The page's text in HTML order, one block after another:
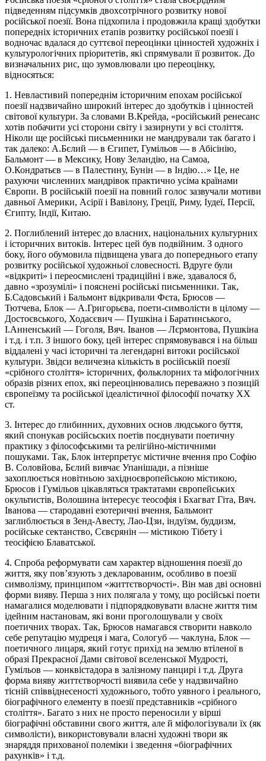
підведенням підсумків двохсотрічного розвитку нової
російської поезії. Вона підхопила і продовжила кращі здобутки
попередніх історичних етапів розвитку російської поезії і
водночас вдалася до суттєвої переоцінки цінностей художніх і
культурологічних пріоритетів, які спрямували її розвиток. До
визначальних рис, що зумовлювали цю переоцінку,
відносяться:
1. Невластивий попереднім історичним епохам російської
поезії надзвичайно широкий інтерес до здобутків і цінностей
світової культури. За словами В.Крейда, «російський ренесанс
хотів побачити усі сторони світу і зазирнути у всі століття.
Ніколи ще російські письменники не мандрували так багато і
так далеко: А.Бєлий — в Єгипет, Гумільов — в Абісінію,
Бальмонт — в Мексику, Нову Зеландію, на Самоа,
О.Кондратьєв — в Палестину, Бунін — в Індію…» Це, не
рахуючи численних мандрівок практично усіма країнами
Європи. В російській поезії на повний голос зазвучали мотиви
давньої Америки, Асірії і Вавілону, Греції, Риму, Іудеї, Персії,
Єгипту, Індії, Китаю.
2. Поглиблений інтерес до власних, національних культурних
і історичних витоків. Інтерес цей був подвійним. З одного
боку, його обумовила підвищена увага до попереднього етапу
розвитку російської художньої словесності. Вдруге були
«відкриті» і переосмислені традиційні і вже, здавалося б,
давно «зрозумілі» і пояснені російські письменники. Так,
Б.Садовський і Бальмонт відкривали Фєта, Брюсов —
Тютчева, Блок — А.Григорьєва, поети-символісти в цілому —
Достоєвського, Ходасєвич — Пушкіна і Баратинського,
І.Анненський — Гоголя, Вяч. Іванов — Лєрмонтова, Пушкіна
і т.д. і т.п. З іншого боку, цей інтерес спрямовувався і на більш
віддалені у часі історичні та легендарні витоки російської
культури. Звідси величезна кількість в російській поезії
«срібного століття» історичних, фольклорних та міфологічних
образів різних епох, які переоцінювались переважно з позицій
європеїзму та російської ідеалістичної філософії початку ХХ
ст.
3. Інтерес до глибинних, духовних основ людського буття,
який спонукав російсьских поетів поєднувати поетичну
практику з філософськими та релігійно-містичними
пошуками. Так, Блок інтерпретує містичне вчення про Софію
В. Соловйова, Бєлий вивчає Упанішади, а пізніше
захоплюється новітньою західноєвропейською містикою,
Брюсов і Гумільов цікавляться трактатами європейських
окультистів, Волошина інтересує теософія і Бхагват Гіта, Вяч.
Іванова — стародавні езотеричні вчення, Бальмонт
заглиблюється в Зенд-Авесту, Лао-Цзи, індуїзм, буддизм,
російське сектанство, Сєвєрянін — містикою Тібету і
теосіфією Блаватської.
4. Спроба реформувати сам характер відношення поезії до
життя, яку пов’язують з декларованим, особливо в поезії
символізму, принципом «життєтворчості». Він мав дві основні
форми вияву. Перша з них полягала у тому, що російські поети
намагалися моделювати і підпорядковувати власне життя тим
ідейним настановам, які вони проголошували у своїх
поетичних творах. Так, Брюсов намагався створити навколо
себе репутацію мудреця і мага, Сологуб — чаклуна, Блок —
поетичного лицаря, який готує прихід на землю втіленої в
образі Прекрасної Дами світової вселенської Мудрості,
Гумільов — конквістадора в залізному панцирі і т.д. Друга
форма вияву життєтворчості виявила себе у надзвичайно
тісній співвіднесеності художнього, тобто уявного і реального,
біографічного елементу в поезії представників «срібного
століття». Багато з них не просто переносили у вірші
біографічні обставини свого життя, але й міфологізували їх (як
символісти), використовували власні художні твори як
знаряддя прихованої полеміки і зведення «біографічних
рахунків» і т.д.